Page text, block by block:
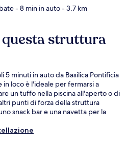
- 8 min in auto- 3.7 km
struttura
5 minuti in auto da Basilica Pontificia
in loco è l'ideale per fermarsi a
un tuffo nella piscina all'aperto o di
punti di forza della struttura
snack bar e una navetta per la